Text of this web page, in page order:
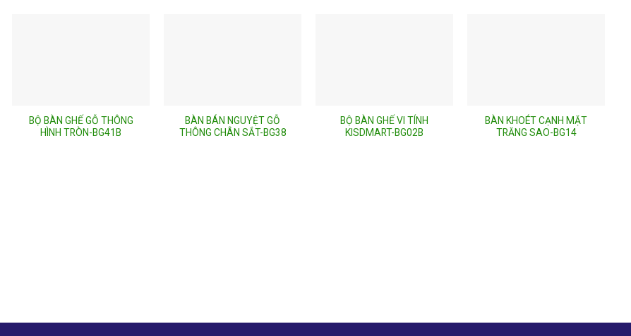
BỘ BÀN GHẾ GỖ THÔNG
HÌNH TRÒN-BG41B
BÀN BÁN NGUYỆT GỖ
THÔNG CHÂN SẮT-BG38
BỘ BÀN GHẾ VI TÍNH
KISDMART-BG02B
BÀN KHOÉT CẠNH MẶT
TRĂNG SAO-BG14